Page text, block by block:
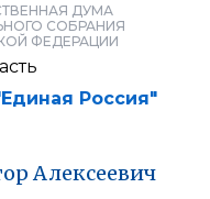
ДУМА
СОБРАНИЯ
ФЕДЕРАЦИИ
Россия"
Алексеевич